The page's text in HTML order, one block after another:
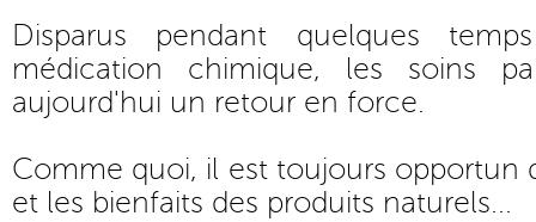
Disparus pendant quelques
médication chimique, les soins
aujourd'hui un retour en force.
Comme quoi, il est toujours opportun
et les bienfaits des produits naturels...